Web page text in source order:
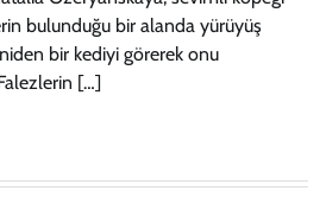
bulunduğu bir alanda yürüyüş
bir kediyi görerek onu
[…]